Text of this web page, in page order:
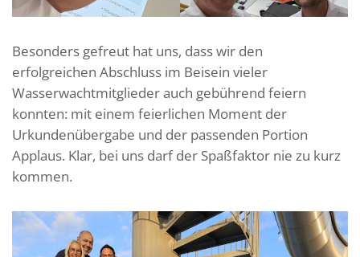
Besonders gefreut hat uns, dass wir den
erfolgreichen Abschluss im Beisein vieler
Wasserwachtmitglieder auch gebührend feiern
konnten: mit einem feierlichen Moment der
Urkundenübergabe und der passenden Portion
Applaus. Klar, bei uns darf der Spaßfaktor nie zu kurz
kommen.